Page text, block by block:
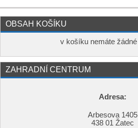
OBSAH KOŠÍKU
v košíku nemáte
ZAHRADNÍ CENTRUM
Adresa:
Arbesova 1405
438 01 Žatec